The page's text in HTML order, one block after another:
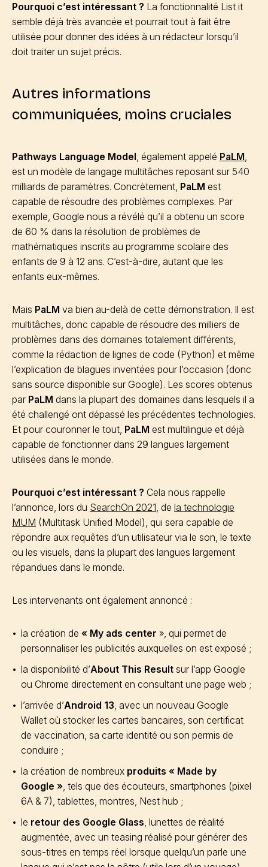
Pourquoi c’est intéressant ? La fonctionnalité List it
semble déjà très avancée et pourrait tout à fait être
utilisée pour donner des idées à un rédacteur lorsqu’il
doit traiter un sujet précis.
Autres informations
communiquées, moins cruciales
Pathways Language Model, également appelé PaLM,
est un modèle de langage multitâches reposant sur 540
milliards de paramètres. Concrètement, PaLM est
capable de résoudre des problèmes complexes. Par
exemple, Google nous a révélé qu’il a obtenu un score
de 60 % dans la résolution de problèmes de
mathématiques inscrits au programme scolaire des
enfants de 9 à 12 ans. C’est-à-dire, autant que les
enfants eux-mêmes.
Mais PaLM va bien au-delà de cette démonstration. Il est
multitâches, donc capable de résoudre des milliers de
problèmes dans des domaines totalement différents,
comme la rédaction de lignes de code (Python) et même
l’explication de blagues inventées pour l’occasion (donc
sans source disponible sur Google). Les scores obtenus
par PaLM dans la plupart des domaines dans lesquels il a
été challengé ont dépassé les précédentes technologies.
Et pour couronner le tout, PaLM est multilingue et déjà
capable de fonctionner dans 29 langues largement
utilisées dans le monde.
Pourquoi c’est intéressant ? Cela nous rappelle
l’annonce, lors du SearchOn 2021, de la technologie
MUM (Multitask Unified Model), qui sera capable de
répondre aux requêtes d’un utilisateur via le son, le texte
ou les visuels, dans la plupart des langues largement
répandues dans le monde.
Les intervenants ont également annoncé :
la création de « My ads center », qui permet de
personnaliser les publicités auxquelles on est exposé ;
la disponibilité d’About This Result sur l’app Google
ou Chrome directement en consultant une page web ;
l’arrivée d’Android 13, avec un nouveau Google
Wallet où stocker les cartes bancaires, son certificat
de vaccination, sa carte identité ou son permis de
conduire ;
la création de nombreux produits « Made by
Google », tels que des écouteurs, smartphones (pixel
6A & 7), tablettes, montres, Nest hub ;
le retour des Google Glass, lunettes de réalité
augmentée, avec un teasing réalisé pour générer des
sous-titres en temps réel lorsque quelqu’un parle une